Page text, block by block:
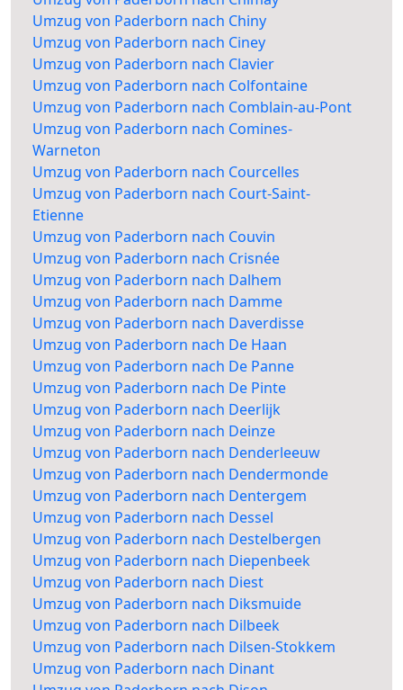
Umzug von Paderborn nach Chiny
Umzug von Paderborn nach Ciney
Umzug von Paderborn nach Clavier
Umzug von Paderborn nach Colfontaine
Umzug von Paderborn nach Comblain-au-Pont
Umzug von Paderborn nach Comines-
Warneton
Umzug von Paderborn nach Courcelles
Umzug von Paderborn nach Court-Saint-
Etienne
Umzug von Paderborn nach Couvin
Umzug von Paderborn nach Crisnée
Umzug von Paderborn nach Dalhem
Umzug von Paderborn nach Damme
Umzug von Paderborn nach Daverdisse
Umzug von Paderborn nach De Haan
Umzug von Paderborn nach De Panne
Umzug von Paderborn nach De Pinte
Umzug von Paderborn nach Deerlijk
Umzug von Paderborn nach Deinze
Umzug von Paderborn nach Denderleeuw
Umzug von Paderborn nach Dendermonde
Umzug von Paderborn nach Dentergem
Umzug von Paderborn nach Dessel
Umzug von Paderborn nach Destelbergen
Umzug von Paderborn nach Diepenbeek
Umzug von Paderborn nach Diest
Umzug von Paderborn nach Diksmuide
Umzug von Paderborn nach Dilbeek
Umzug von Paderborn nach Dilsen-Stokkem
Umzug von Paderborn nach Dinant